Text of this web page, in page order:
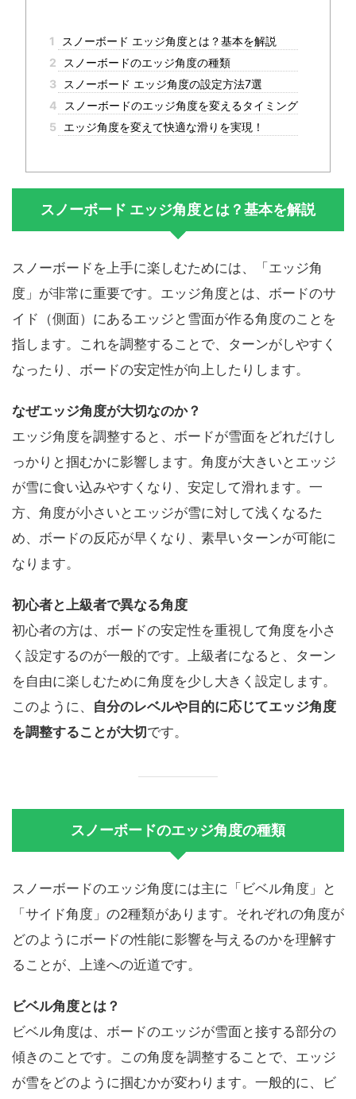
1
スノーボード エッジ角度とは？基本を解説
2
スノーボードのエッジ角度の種類
3
スノーボード エッジ角度の設定方法7選
4
スノーボードのエッジ角度を変えるタイミング
5
エッジ角度を変えて快適な滑りを実現！
スノーボード エッジ角度とは？基本を解説
スノーボードを上手に楽しむためには、「エッジ角
度」が非常に重要です。エッジ角度とは、ボードのサ
イド（側面）にあるエッジと雪面が作る角度のことを
指します。これを調整することで、ターンがしやすく
なったり、ボードの安定性が向上したりします。
なぜエッジ角度が大切なのか？
エッジ角度を調整すると、ボードが雪面をどれだけし
っかりと掴むかに影響します。角度が大きいとエッジ
が雪に食い込みやすくなり、安定して滑れます。一
方、角度が小さいとエッジが雪に対して浅くなるた
め、ボードの反応が早くなり、素早いターンが可能に
なります。
初心者と上級者で異なる角度
初心者の方は、ボードの安定性を重視して角度を小さ
く設定するのが一般的です。上級者になると、ターン
を自由に楽しむために角度を少し大きく設定します。
このように、 自分のレベルや目的に応じてエッジ角度
を調整することが大切 です。
スノーボードのエッジ角度の種類
スノーボードのエッジ角度には主に「ビベル角度」と
「サイド角度」の2種類があります。それぞれの角度が
どのようにボードの性能に影響を与えるのかを理解す
ることが、上達への近道です。
ビベル角度とは？
ビベル角度は、ボードのエッジが雪面と接する部分の
傾きのことです。この角度を調整することで、エッジ
が雪をどのように掴むかが変わります。一般的に、ビ